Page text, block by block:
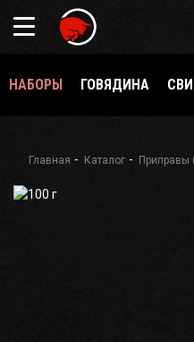
НАБОРЫ ГОВЯДИНА
Главная Каталог Приправы